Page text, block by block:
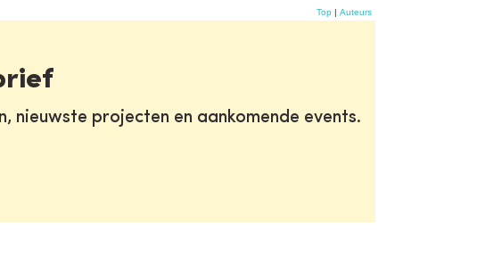
Top | Auteurs
nieuwste projecten en aankomende events.